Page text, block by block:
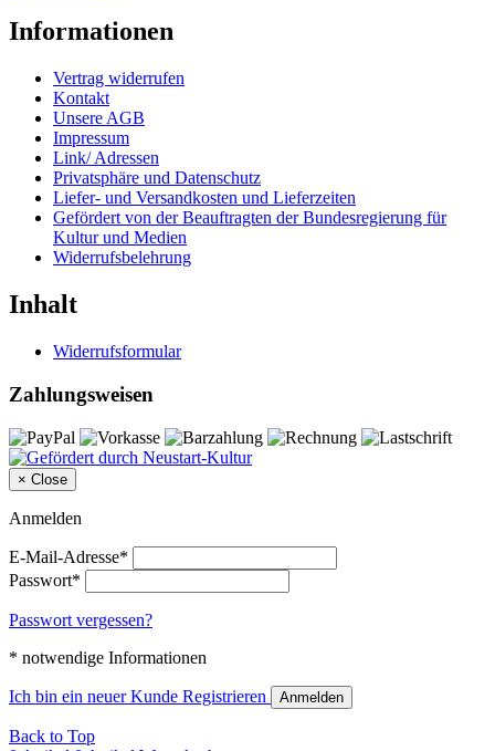
Informationen
Vertrag widerrufen
Kontakt
Unsere AGB
Impressum
Link/ Adressen
Privatsphäre und Datenschutz
Liefer- und Versandkosten und Lieferzeiten
Gefördert von der Beauftragten der Bundesregierung für
Kultur und Medien
Widerrufsbelehrung
Inhalt
Widerrufsformular
Zahlungsweisen
× Close
Anmelden
E-Mail-Adresse*
Passwort*
Passwort vergessen?
* notwendige Informationen
Ich bin ein neuer Kunde Registrieren Anmelden
Back to Top